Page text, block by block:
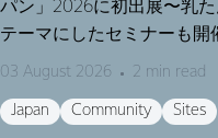
パン」2026に初出展〜乳
テーマにしたセミナーも開
03 August 2026 2 min read
Japan Community Sites